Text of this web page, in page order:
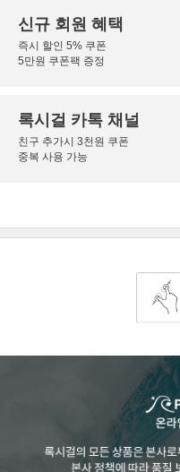
신규 회원 혜택
즉시 할인 5% 쿠폰
5만원 쿠폰팩 증정
록시걸 카톡 채널
친구 추가시 3천원 쿠폰
중복 사용 가능